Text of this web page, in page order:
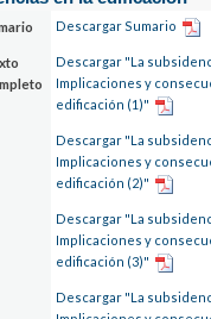
Descargar Sumario
Descargar "La
Implicaciones y
edificación (1)"
Descargar "La
Implicaciones y
edificación (2)"
Descargar "La
Implicaciones y
edificación (3)"
Descargar "La